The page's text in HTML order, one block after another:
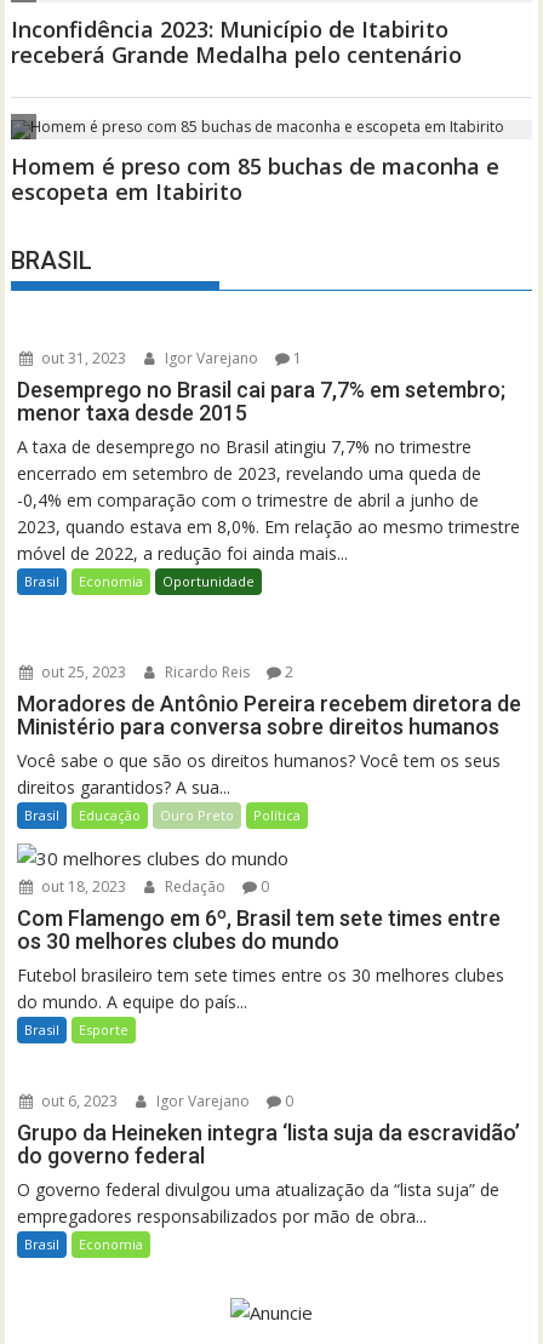
BRASIL
out 31, 2023 Igor Varejano 1
Desemprego no Brasil cai para 7,7% em setembro;
menor taxa desde 2015
A taxa de desemprego no Brasil atingiu 7,7% no trimestre
encerrado em setembro de 2023, revelando uma queda de
-0,4% em comparação com o trimestre de abril a junho de
2023, quando estava em 8,0%. Em relação ao mesmo trimestre
móvel de 2022, a redução foi ainda mais...
Brasil Economia Oportunidade
out 25, 2023 Ricardo Reis 2
Moradores de Antônio Pereira recebem diretora de
Ministério para conversa sobre direitos humanos
Você sabe o que são os direitos humanos? Você tem os seus
direitos garantidos? A sua...
Brasil Educação Ouro Preto Política
out 18, 2023 Redação 0
Com Flamengo em 6º, Brasil tem sete times entre
os 30 melhores clubes do mundo
Futebol brasileiro tem sete times entre os 30 melhores clubes
do mundo. A equipe do país...
Brasil Esporte
out 6, 2023 Igor Varejano 0
Grupo da Heineken integra ‘lista suja da escravidão’
do governo federal
O governo federal divulgou uma atualização da “lista suja” de
empregadores responsabilizados por mão de obra...
Brasil Economia